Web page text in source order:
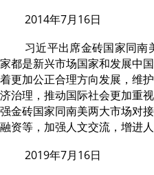
2014年7月16日
习近平出席金砖国家同
家都是新兴市场国家和发展中
着更加公正合理方向发展，维
济治理，推动国际社会更加重
强金砖国家同南美两大市场对
融资等，加强人文交流，增进人
2019年7月16日